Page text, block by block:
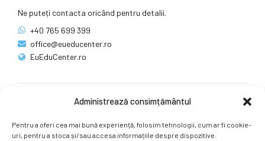
Administrează consimțământul
Pentru a oferi cea mai bună experiență, folosim tehnologii, cum ar fi cookie-
uri, pentru a stoca și/sau accesa informațiile despre dispozitive.
Ne puteți contacta oricând pentru detalii.
+40 765 699 399
office@eueducenter.ro
EuEduCenter.ro
Ne puteți găsi și pe rețelele sociale.